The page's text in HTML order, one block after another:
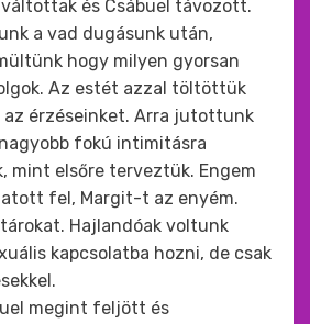
és Csábuel távozott.
a vad dugásunk után,
hogy milyen gyorsan
Az estét azzal töltöttük
érzéseinket. Arra jutottunk
fokú intimitásra
mint elsőre terveztük. Engem
fel, Margit-t az enyém.
Hajlandóak voltunk
kapcsolatba hozni, de csak
megint feljött és